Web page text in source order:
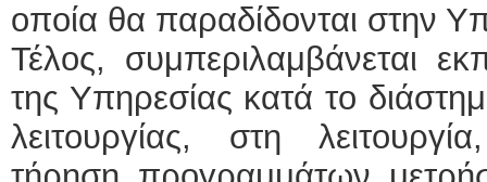
οποία θα παραδίδονται στην
Τέλος, συμπεριλαμβάνεται
της Υπηρεσίας κατά το
λειτουργίας, στη